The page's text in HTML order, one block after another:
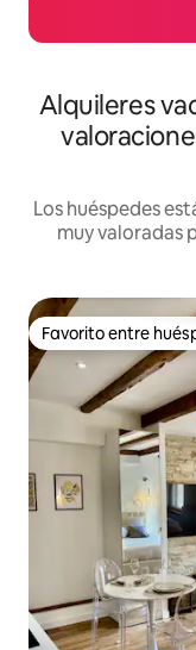
Alquileres
Los huéspedes
muy valoradas
Favorito entre
Favorito entre